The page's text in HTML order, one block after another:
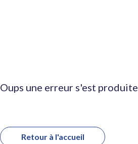
Oups une erreur s'est produite
Retour à l'accueil